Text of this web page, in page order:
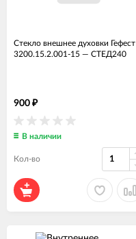
Стекло внешнее духовки Гефест
3200.15.2.001-15 — СТЕД240
900 ₽
В наличии
Кол-во